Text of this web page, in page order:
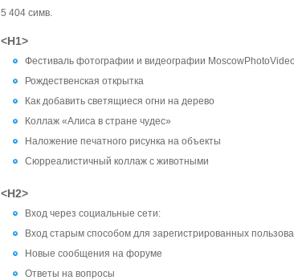
5 404 симв.
<H1>
Фестиваль фотографии и видеографии
Рождественская открытка
Как добавить светящиеся огни на дерево
Коллаж «Алиса в стране чудес»
Наложение печатного рисунка на объекты
Сюрреалистичный коллаж с животными
<H2>
Вход через социальные сети:
Вход старым способом для зарегистрированных
Новые сообщения на форуме
Ответы на вопросы